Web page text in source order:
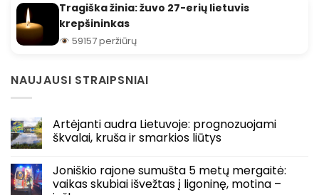
Tragiška žinia: žuvo 27-erių lietuvis
krepšininkas
59157 peržiūrų
NAUJAUSI STRAIPSNIAI
Artėjanti audra Lietuvoje: prognozuojami
škvalai, kruša ir smarkios liūtys
Joniškio rajone sumušta 5 metų mergaitė:
vaikas skubiai išvežtas į ligoninę, motina –